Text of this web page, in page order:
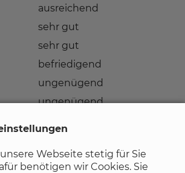
Webseite stetig für Sie
benötigen wir Cookies. Sie
ausreichend
sehr gut
sehr gut
befriedigend
ungenügend
ungenügend